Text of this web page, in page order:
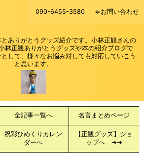
090-6455-3580 ⇐お問い合わせ
ありがとうグッズ紹介です。小林正観さんの
林正観ありがとうグッズや本の紹介ブログで
して、様々なお悩み対しても対応していこう
と思います。
全記事一覧へ 名言まとめページ
祝彩ひめくりカレン
ダーへ
【正観グッズ】ショ
ップへ ➔➔